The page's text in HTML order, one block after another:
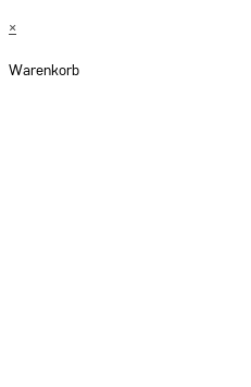
×
Warenkorb